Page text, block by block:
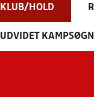
KLUB/HOLD
UDVIDET